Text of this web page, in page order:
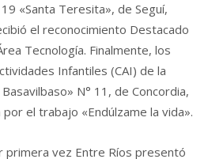
«Santa Teresita», de Seguí,
el reconocimiento Destacado
Tecnología. Finalmente, los
Infantiles (CAI) de la
N° 11, de Concordia,
el trabajo «Endúlzame la vida».
primera vez Entre Ríos presentó